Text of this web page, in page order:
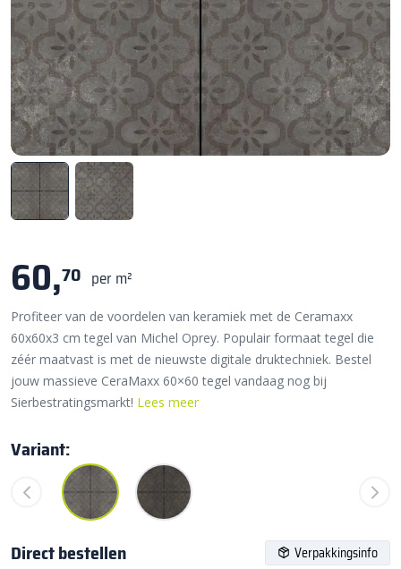
60,70 per m²
Profiteer van de voordelen van keramiek met de Ceramaxx
60x60x3 cm tegel van Michel Oprey. Populair formaat tegel die
zéér maatvast is met de nieuwste digitale druktechniek. Bestel
jouw massieve CeraMaxx 60×60 tegel vandaag nog bij
Sierbestratingsmarkt! Lees meer
Variant:
Direct bestellen Verpakkingsinfo